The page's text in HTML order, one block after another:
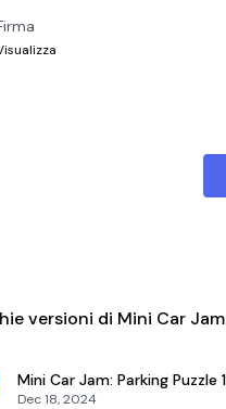
versioni di Mini Car
Mini Car Jam: Parking Puzzle
Dec 18, 2024